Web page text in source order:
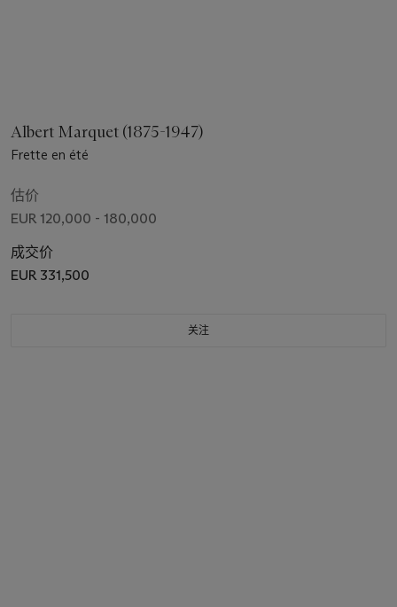
Albert Marquet (1875-1947)
Frette en été
估价
EUR 120,000 - 180,000
成交价
EUR 331,500
关注